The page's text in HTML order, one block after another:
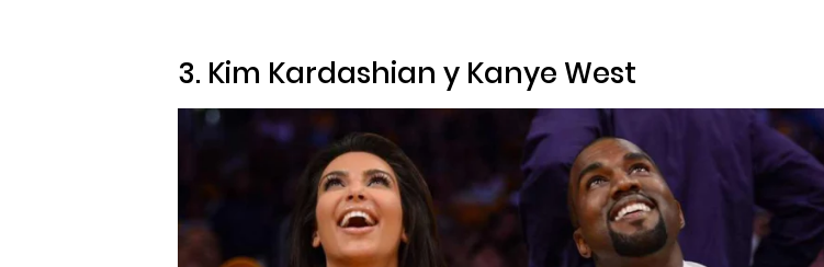
3. Kim Kardashian y Kanye West